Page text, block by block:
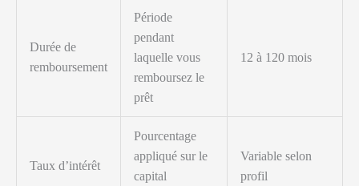
Durée de
remboursement
Période
pendant
laquelle vous
remboursez le
prêt
12 à 120 mois
Taux d’intérêt
Pourcentage
appliqué sur le
capital
Variable selon
profil